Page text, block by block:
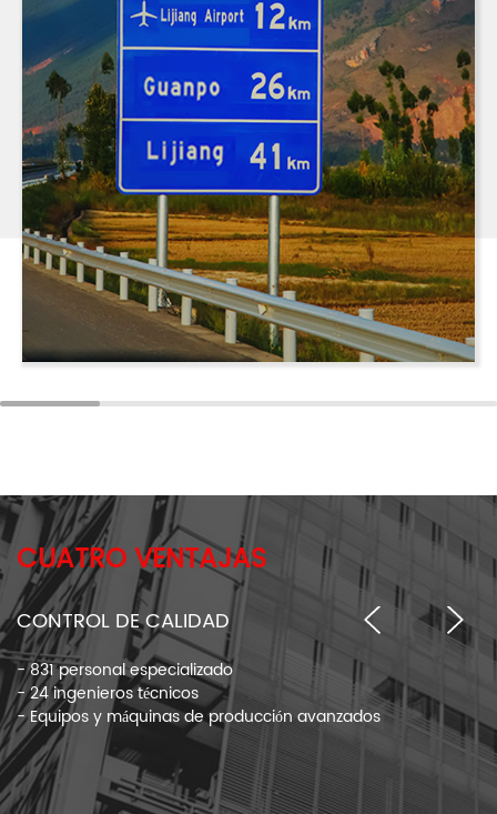
CUATRO VENTAJAS
CONTROL DE CALIDAD
- 831 personal especializado
- 24 ingenieros técnicos
- Equipos y máquinas de producción avanzados